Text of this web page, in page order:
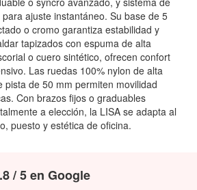
ajuste instantáneo. Su base de 5
o cromo garantiza estabilidad y
tapizados con espuma de alta
o cuero sintético, ofrecen confort
Las ruedas 100% nylon de alta
pista de 50 mm permiten movilidad
Con brazos fijos o graduables
a elección, la LISA se adapta al
puesto y estética de oficina.
/ 5 en Google